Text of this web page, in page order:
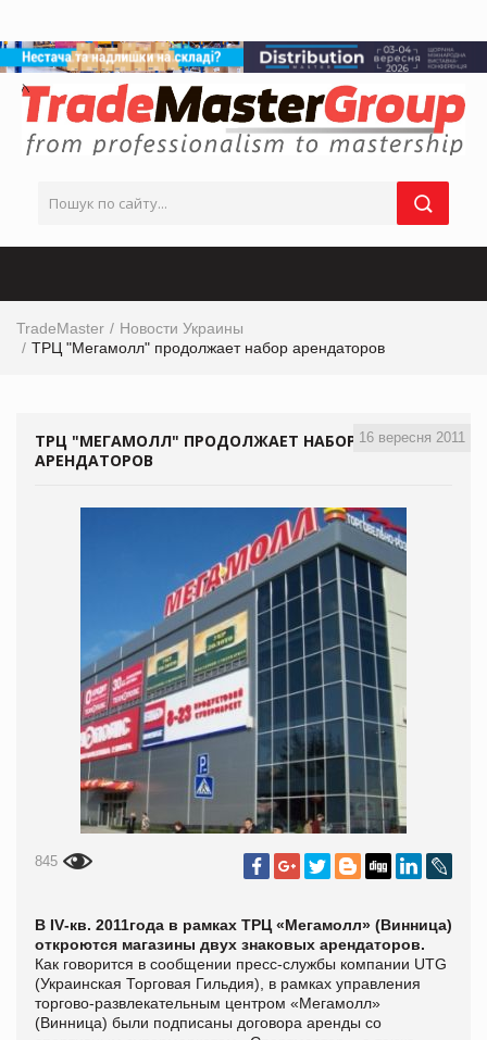
TradeMaster
Новости Украины
ТРЦ "Мегамолл" продолжает набор арендаторов
16 вересня 2011
ТРЦ "МЕГАМОЛЛ" ПРОДОЛЖАЕТ НАБОР
АРЕНДАТОРОВ
845
В IV-кв. 2011года в рамках ТРЦ «Мегамолл» (Винница)
откроются магазины двух знаковых арендаторов.
Как говорится в сообщении пресс-службы компании UTG
(Украинская Торговая Гильдия), в рамках управления
торгово-развлекательным центром «Мегамолл»
(Винница) были подписаны договора аренды со